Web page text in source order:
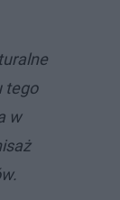
tego
w